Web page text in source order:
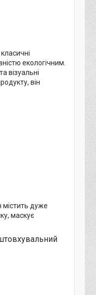
екологічним.
візуальні
він
дуже
маскує